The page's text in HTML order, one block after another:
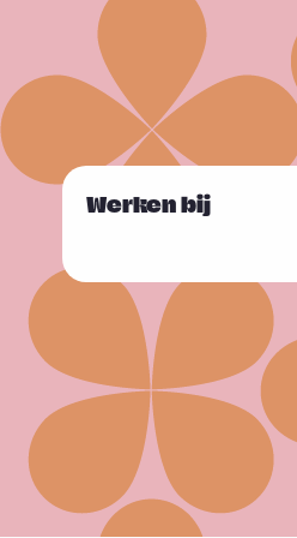
Sla carousel over
Werken bij
L
e
e